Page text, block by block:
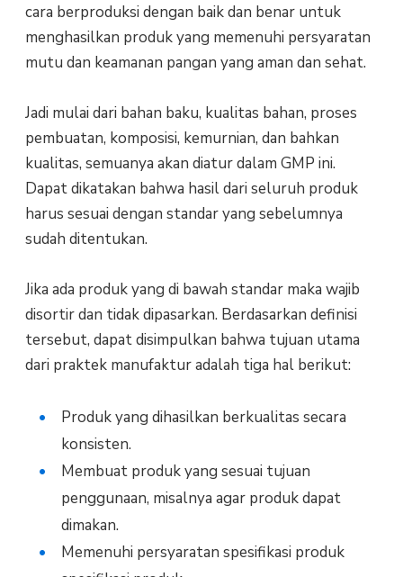
cara berproduksi dengan baik dan benar untuk
menghasilkan produk yang memenuhi persyaratan
mutu dan keamanan pangan yang aman dan sehat.
Jadi mulai dari bahan baku, kualitas bahan, proses
pembuatan, komposisi, kemurnian, dan bahkan
kualitas, semuanya akan diatur dalam GMP ini.
Dapat dikatakan bahwa hasil dari seluruh produk
harus sesuai dengan standar yang sebelumnya
sudah ditentukan.
Jika ada produk yang di bawah standar maka wajib
disortir dan tidak dipasarkan. Berdasarkan definisi
tersebut, dapat disimpulkan bahwa tujuan utama
dari praktek manufaktur adalah tiga hal berikut:
Produk yang dihasilkan berkualitas secara
konsisten.
Membuat produk yang sesuai tujuan
penggunaan, misalnya agar produk dapat
dimakan.
Memenuhi persyaratan spesifikasi produk